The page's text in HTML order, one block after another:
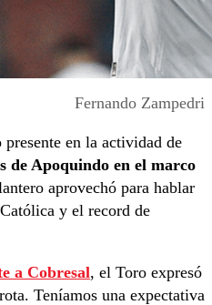
Fernando Zampedri
presente en la actividad de
de Apoquindo en el marco
aprovechó para hablar
y el record de
a Cobresal, el Toro expresó
Teníamos una expectativa